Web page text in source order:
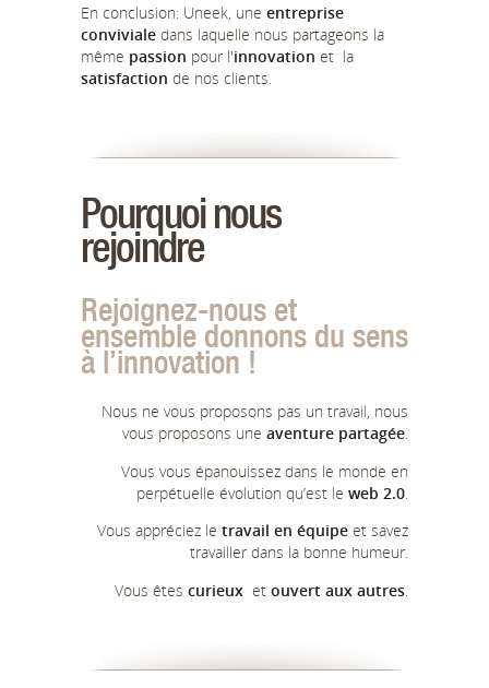
En conclusion: Uneek, une entreprise
conviviale dans laquelle nous partageons la
même passion pour l'innovation et la
satisfaction de nos clients.
Pourquoi nous
rejoindre
Rejoignez-nous et
ensemble donnons du sens
à l’innovation !
Nous ne vous proposons pas un travail, nous
vous proposons une aventure partagée.
Vous vous épanouissez dans le monde en
perpétuelle évolution qu’est le web 2.0.
Vous appréciez le travail en équipe et savez
travailler dans la bonne humeur.
Vous êtes curieux et ouvert aux autres